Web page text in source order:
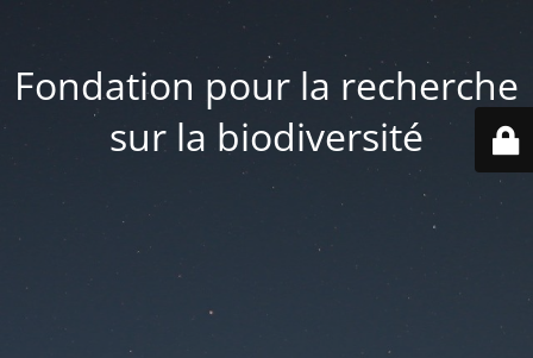
Fondation pour la recherche
sur la biodiversité